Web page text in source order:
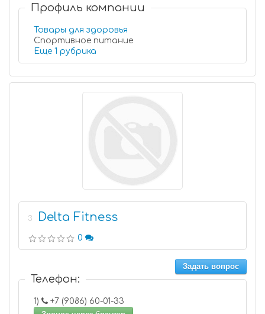
Профиль компании
Товары для здоровья
Спортивное питание
Еще 1 рубрика
3 Delta Fitness
0
Задать вопрос
Телефон:
1)
+7 (9086) 60-01-33